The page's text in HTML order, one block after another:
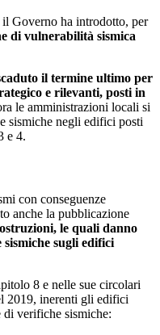
il Governo ha introdotto, per
di vulnerabilità sismica
il termine ultimo per
e rilevanti, posti in
le amministrazioni locali si
sismiche negli edifici posti
e 4.
con conseguenze
anche la pubblicazione
le quali danno
sugli edifici
8 e nelle sue circolari
2019, inerenti gli edifici
di verifiche sismiche: